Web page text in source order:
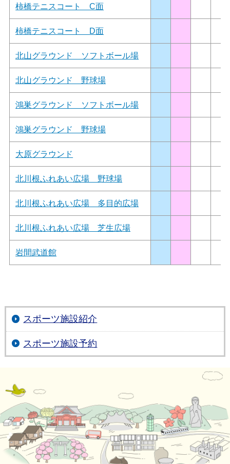
柿橋テニスコート C面
柿橋テニスコート D面
北山グラウンド ソフトボール場
北山グラウンド 野球場
鴻巣グラウンド ソフトボール場
鴻巣グラウンド 野球場
大原グラウンド
北川根ふれあい広場 野球場
北川根ふれあい広場 多目的広場
北川根ふれあい広場 芝生広場
岩間武道館
スポーツ施設紹介
スポーツ施設予約